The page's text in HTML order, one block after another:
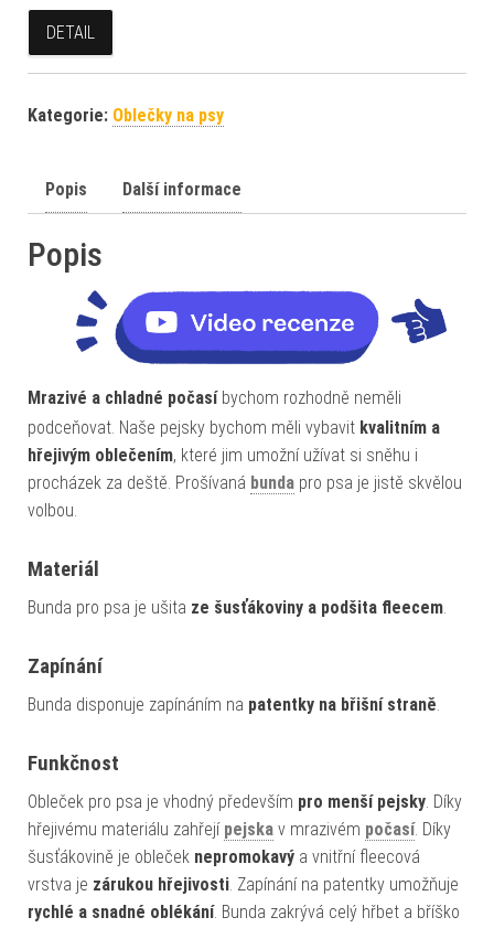
DETAIL
Kategorie: Oblečky na psy
Popis Další informace
Popis
Mrazivé a chladné počasí bychom rozhodně neměli
podceňovat. Naše pejsky bychom měli vybavit kvalitním a
hřejivým oblečením, které jim umožní užívat si sněhu i
procházek za deště. Prošívaná bunda pro psa je jistě skvělou
volbou.
Materiál
Bunda pro psa je ušita ze šusťákoviny a podšita fleecem.
Zapínání
Bunda disponuje zapínáním na patentky na břišní straně.
Funkčnost
Obleček pro psa je vhodný především pro menší pejsky. Díky
hřejivému materiálu zahřejí pejska v mrazivém počasí. Díky
šusťákovině je obleček nepromokavý a vnitřní fleecová
vrstva je zárukou hřejivosti. Zapínání na patentky umožňuje
rychlé a snadné oblékání. Bunda zakrývá celý hřbet a bříško